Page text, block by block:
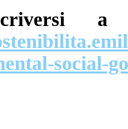
social-